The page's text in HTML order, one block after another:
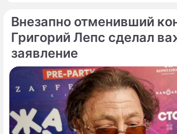
Внезапно отменивший
Григорий Лепс сделал
заявление